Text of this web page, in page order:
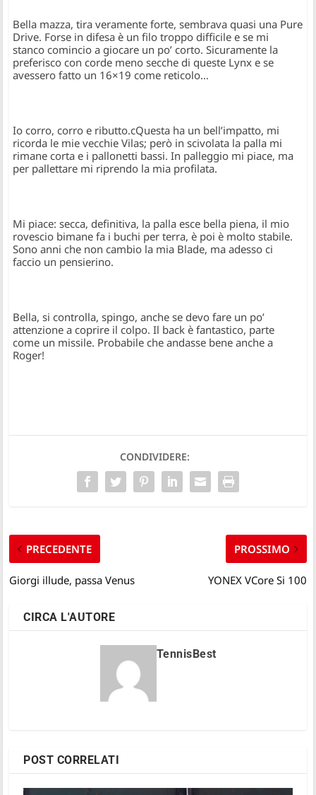
Bella mazza, tira veramente forte, sembrava quasi una Pure
Drive. Forse in difesa è un filo troppo difficile e se mi
stanco comincio a giocare un po’ corto. Sicuramente la
preferisco con corde meno secche di queste Lynx e se
avessero fatto un 16×19 come reticolo…
Io corro, corro e ributto.cQuesta ha un bell’impatto, mi
ricorda le mie vecchie Vilas; però in scivolata la palla mi
rimane corta e i pallonetti bassi. In palleggio mi piace, ma
per pallettare mi riprendo la mia profilata.
Mi piace: secca, definitiva, la palla esce bella piena, il mio
rovescio bimane fa i buchi per terra, è poi è molto stabile.
Sono anni che non cambio la mia Blade, ma adesso ci
faccio un pensierino.
Bella, si controlla, spingo, anche se devo fare un po’
attenzione a coprire il colpo. Il back è fantastico, parte
come un missile. Probabile che andasse bene anche a
Roger!
CONDIVIDERE:
PRECEDENTE
Giorgi illude, passa Venus
PROSSIMO
YONEX VCore Si 100
CIRCA L'AUTORE
TennisBest
POST CORRELATI